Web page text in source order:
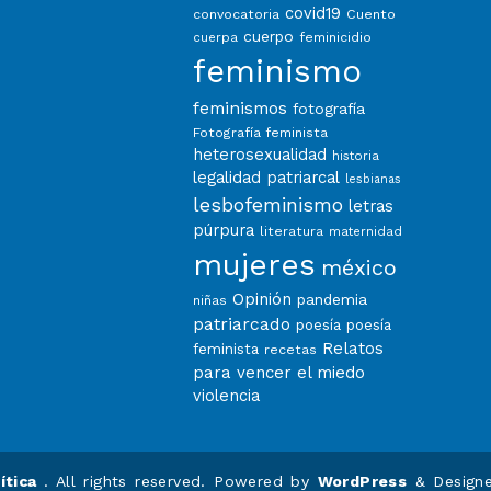
convocatoria covid19 Cuento
cuerpa cuerpo feminicidio
feminismo
feminismos fotografía
Fotografía feminista
heterosexualidad historia
legalidad patriarcal lesbianas
lesbofeminismo letras
púrpura literatura maternidad
mujeres méxico
niñas Opinión pandemia
patriarcado poesía poesía
feminista recetas Relatos
para vencer el miedo
violencia
. All rights reserved. Powered by WordPress &